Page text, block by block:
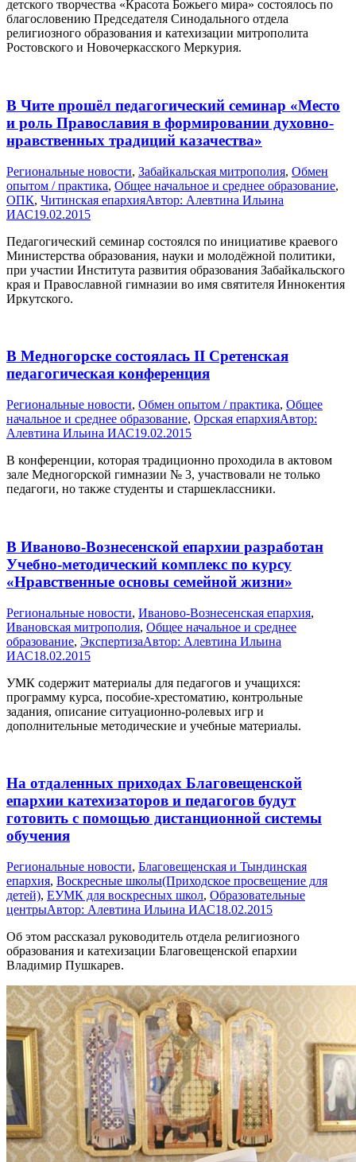
детского творчества «Красота Божьего мира» состоялось по
благословению Председателя Синодального отдела
религиозного образования и катехизации митрополита
Ростовского и Новочеркасского Меркурия.
В Чите прошёл педагогический семинар «Место
и роль Православия в формировании духовно-
нравственных традиций казачества»
Pегиональные новости, Забайкальская митрополия, Обмен
опытом / практика, Общее начальное и среднее образование,
ОПК, Читинская епархияАвтор: Алевтина Ильина
ИАС19.02.2015
Педагогический семинар состоялся по инициативе краевого
Министерства образования, науки и молодёжной политики,
при участии Института развития образования Забайкальского
края и Православной гимназии во имя святителя Иннокентия
Иркутского.
В Медногорске состоялась II Сретенская
педагогическая конференция
Pегиональные новости, Обмен опытом / практика, Общее
начальное и среднее образование, Орская епархияАвтор:
Алевтина Ильина ИАС19.02.2015
В конференции, которая традиционно проходила в актовом
зале Медногорской гимназии № 3, участвовали не только
педагоги, но также студенты и старшеклассники.
В Иваново-Вознесенской епархии разработан
Учебно-методический комплекс по курсу
«Нравственные основы семейной жизни»
Pегиональные новости, Иваново-Вознесенская епархия,
Ивановская митрополия, Общее начальное и среднее
образование, ЭкспертизаАвтор: Алевтина Ильина
ИАС18.02.2015
УМК содержит материалы для педагогов и учащихся:
программу курса, пособие-хрестоматию, контрольные
задания, описание ситуационно-ролевых игр и
дополнительные методические и учебные материалы.
На отдаленных приходах Благовещенской
епархии катехизаторов и педагогов будут
готовить с помощью дистанционной системы
обучения
Pегиональные новости, Благовещенская и Тындинская
епархия, Воскресные школы(Приходское просвещение для
детей), ЕУМК для воскресных школ, Образовательные
центрыАвтор: Алевтина Ильина ИАС18.02.2015
Об этом рассказал руководитель отдела религиозного
образования и катехизации Благовещенской епархии
Владимир Пушкарев.